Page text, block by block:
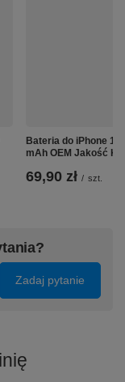
i na każdym
to niezbędny
Bateria do iPhone 13
mAh OEM Jakość
69,90 zł / szt.
Zadaj pytanie